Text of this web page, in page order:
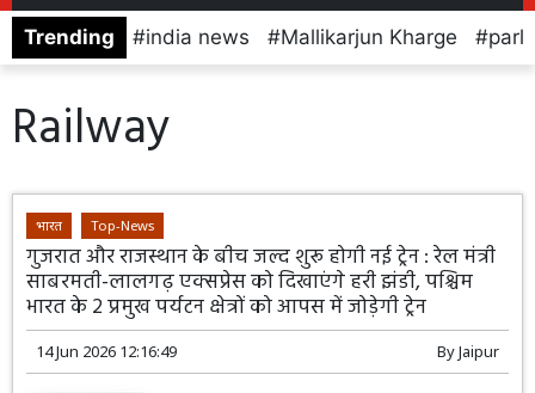
Trending india news Mallikarjun Kharge
Railway
भारत Top-News
गुजरात और राजस्थान के बीच जल्द शुरू होगी नई ट्रेन : रेल मंत्री
साबरमती-लालगढ़ एक्सप्रेस को दिखाएंगे हरी झंडी, पश्चिम
भारत के 2 प्रमुख पर्यटन क्षेत्रों को आपस में जोड़ेगी ट्रेन
14 Jun 2026 12:16:49 ByJaipur